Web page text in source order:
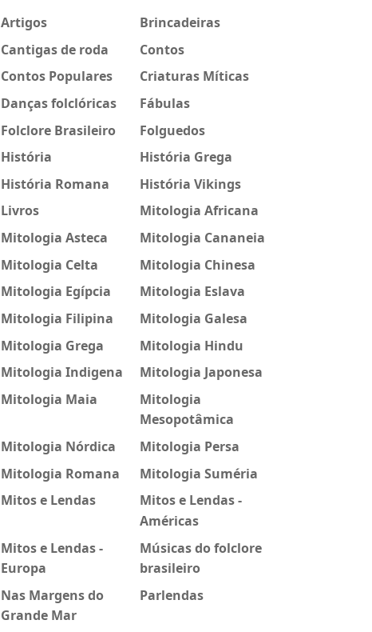
Artigos
Brincadeiras
Cantigas de roda
Contos
Contos Populares
Criaturas Míticas
Danças folclóricas
Fábulas
Folclore Brasileiro
Folguedos
História
História Grega
História Romana
História Vikings
Livros
Mitologia Africana
Mitologia Asteca
Mitologia Cananeia
Mitologia Celta
Mitologia Chinesa
Mitologia Egípcia
Mitologia Eslava
Mitologia Filipina
Mitologia Galesa
Mitologia Grega
Mitologia Hindu
Mitologia Indigena
Mitologia Japonesa
Mitologia Maia
Mitologia
Mesopotâmica
Mitologia Nórdica
Mitologia Persa
Mitologia Romana
Mitologia Suméria
Mitos e Lendas
Mitos e Lendas -
Américas
Mitos e Lendas -
Europa
Músicas do folclore
brasileiro
Nas Margens do
Grande Mar
Parlendas